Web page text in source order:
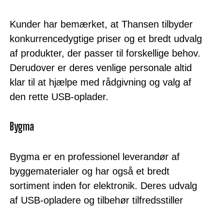
Kunder har bemærket, at Thansen tilbyder
konkurrencedygtige priser og et bredt udvalg
af produkter, der passer til forskellige behov.
Derudover er deres venlige personale altid
klar til at hjælpe med rådgivning og valg af
den rette USB-oplader.
Bygma
Bygma er en professionel leverandør af
byggematerialer og har også et bredt
sortiment inden for elektronik. Deres udvalg
af USB-opladere og tilbehør tilfredsstiller